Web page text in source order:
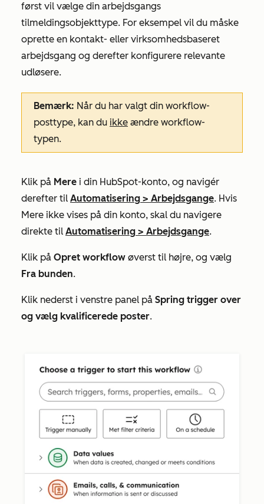
først vil vælge din arbejdsgangs
tilmeldingsobjekttype. For eksempel vil du måske
oprette en kontakt- eller virksomhedsbaseret
arbejdsgang og derefter konfigurere relevante
udløsere.
Bemærk: Når du har valgt din workflow-
posttype, kan du ikke ændre workflow-
typen.
Klik på Mere i din HubSpot-konto, og navigér
derefter til Automatisering > Arbejdsgange. Hvis
Mere ikke vises på din konto, skal du navigere
direkte til Automatisering > Arbejdsgange.
Klik på Opret workflow øverst til højre, og vælg
Fra bunden.
Klik nederst i venstre panel på Spring trigger over
og vælg kvalificerede poster.